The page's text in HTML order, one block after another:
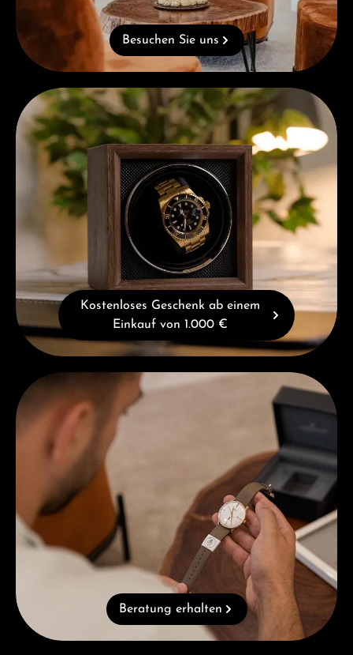
Besuchen Sie uns
Kostenloses Geschenk ab einem Einkauf von 1.000 €
Kostenloses Geschenk ab einem
Einkauf von 1.000 €
Beratung erhalten
Beratung erhalten